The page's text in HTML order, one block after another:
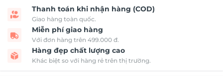
Thanh toán khi nhận hàng (COD)
Giao hàng toàn quốc.
Miễn phí giao hàng
Với đơn hàng trên 499.000 đ.
Hàng đẹp chất lượng cao
Khác biệt so với hàng rẻ trên thị trường.